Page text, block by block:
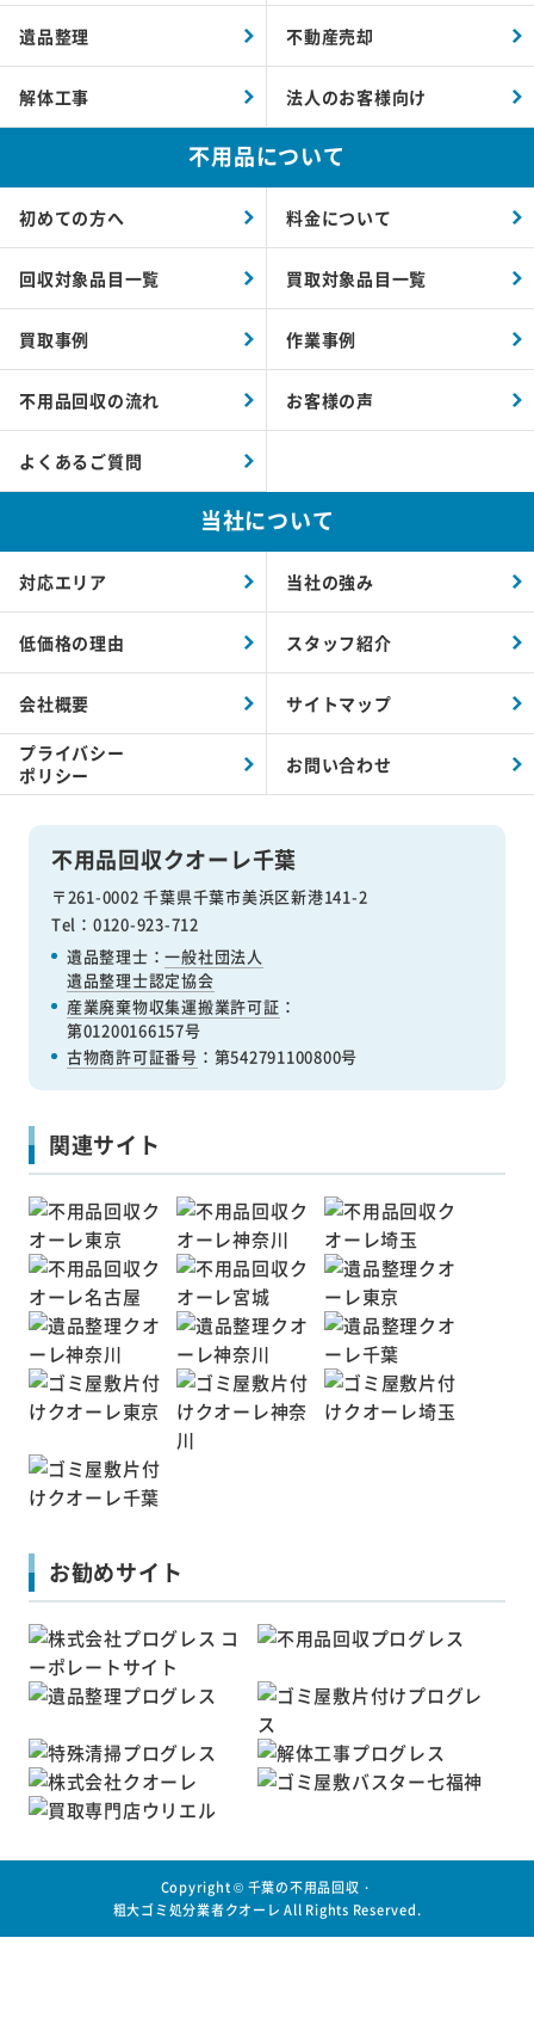
不用品回収クオーレ千葉
〒261-0002 千葉県千葉市美浜区新港141-2
Tel：0120-923-712
遺品整理士：一般社団法人
遺品整理士認定協会
産業廃棄物収集運搬業許可証 ：
第01200166157号
古物商許可証番号 ：第542791100800号
遺品整理 不動産売却
解体工事 法人のお客様向け
不用品について
初めての方へ 料金について
回収対象品目一覧 買取対象品目一覧
買取事例 作業事例
不用品回収の流れ お客様の声
よくあるご質問
当社について
対応エリア 当社の強み
低価格の理由 スタッフ紹介
会社概要 サイトマップ
プライバシー
ポリシー
お問い合わせ
関連サイト
お勧めサイト
Copyright © 千葉の不用品回収・
粗大ゴミ処分業者クオーレ All Rights Reserved.